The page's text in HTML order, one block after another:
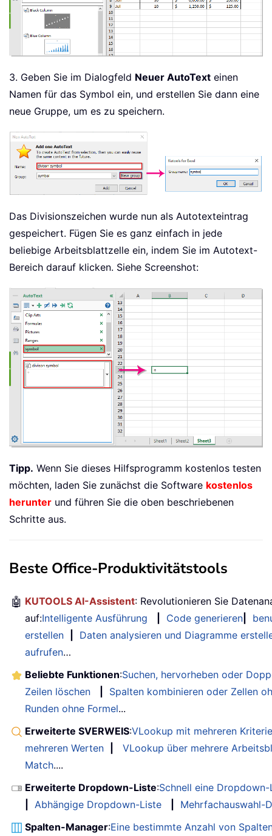
3. Geben Sie im Dialogfeld Neuer AutoText einen
Namen für das Symbol ein, und erstellen Sie dann eine
neue Gruppe, um es zu speichern.
Das Divisionszeichen wurde nun als Autotexteintrag
gespeichert. Fügen Sie es ganz einfach in jede
beliebige Arbeitsblattzelle ein, indem Sie im Autotext-
Bereich darauf klicken. Siehe Screenshot:
Tipp. Wenn Sie dieses Hilfsprogramm kostenlos testen
möchten, laden Sie zunächst die Software kostenlos
herunter und führen Sie die oben beschriebenen
Schritte aus.
Beste Office-Produktivitätstools
🤖 KUTOOLS AI-Assistent: Revolutionieren Sie
auf:Intelligente Ausführung Code generieren
erstellen
Daten analysieren und Diagramme
aufrufen…
Beliebte Funktionen:Suchen, hervorheben oder
Zeilen löschen
Spalten kombinieren oder Zellen
Runden ohne Formel...
Erweiterte SVERWEIS:VLookup mit mehreren
mehreren Werten
VLookup über mehrere
Match....
Erweiterte Dropdown-Liste:Schnell eine
Abhängige Dropdown-Liste
Mehrfachauswahl-
Spalten-Manager:Eine bestimmte Anzahl von